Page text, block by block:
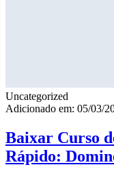
Uncategorized
Adicionado em: 05/03/
Baixar Curso
Rápido: